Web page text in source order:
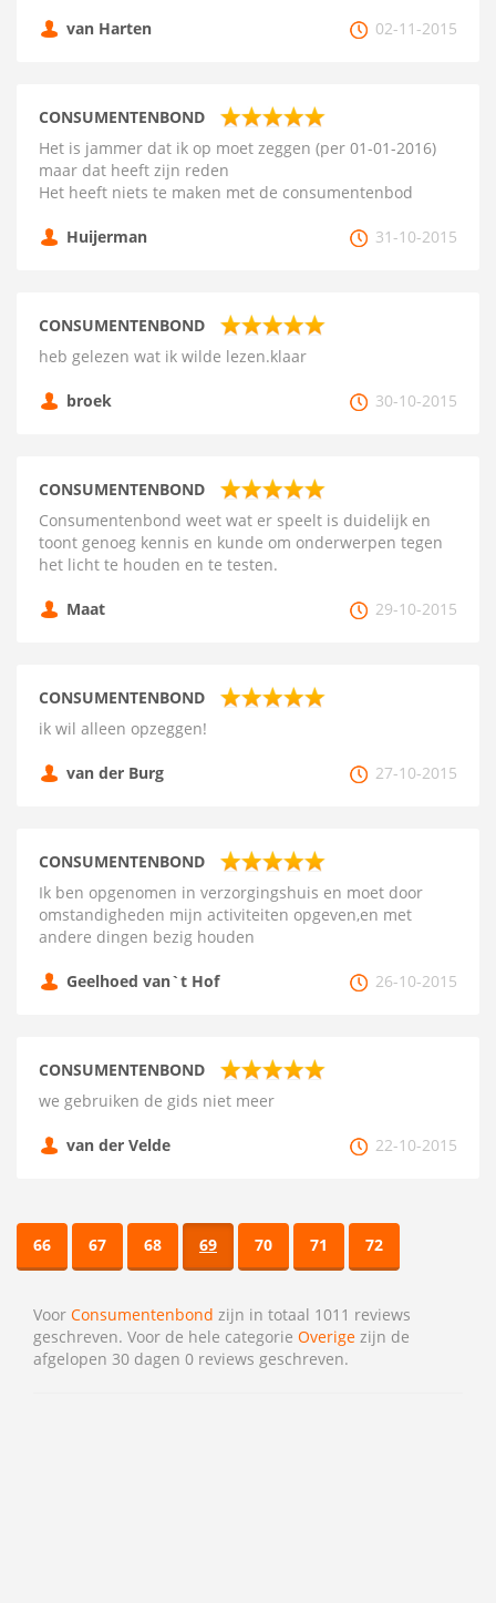
van Harten 02-11-2015
CONSUMENTENBOND
Het is jammer dat ik op moet zeggen (per 01-01-2016)
maar dat heeft zijn reden
Het heeft niets te maken met de consumentenbod
Huijerman 31-10-2015
CONSUMENTENBOND
heb gelezen wat ik wilde lezen.klaar
broek 30-10-2015
CONSUMENTENBOND
Consumentenbond weet wat er speelt is duidelijk en
toont genoeg kennis en kunde om onderwerpen tegen
het licht te houden en te testen.
Maat 29-10-2015
CONSUMENTENBOND
ik wil alleen opzeggen!
van der Burg 27-10-2015
CONSUMENTENBOND
Ik ben opgenomen in verzorgingshuis en moet door
omstandigheden mijn activiteiten opgeven,en met
andere dingen bezig houden
Geelhoed van`t Hof 26-10-2015
CONSUMENTENBOND
we gebruiken de gids niet meer
van der Velde 22-10-2015
66 67 68 69 70 71 72
Voor Consumentenbond zijn in totaal 1011 reviews
geschreven. Voor de hele categorie Overige zijn de
afgelopen 30 dagen 0 reviews geschreven.